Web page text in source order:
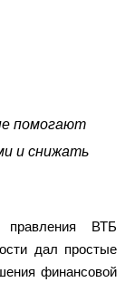
помогают
и снижать
правления ВТБ
дал простые
финансовой